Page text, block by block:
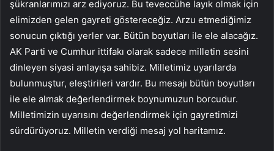
şükranlarımızı arz ediyoruz. Bu teveccühe layık olmak için
elimizden gelen gayreti göstereceğiz. Arzu etmediğimiz
sonucun çıktığı yerler var. Bütün boyutları ile ele alacağız.
AK Parti ve Cumhur ittifakı olarak sadece milletin sesini
dinleyen siyasi anlayışa sahibiz. Milletimiz uyarılarda
bulunmuştur, eleştirileri vardır. Bu mesajı bütün boyutları
ile ele almak değerlendirmek boynumuzun borcudur.
Milletimizin uyarısını değerlendirmek için gayretimizi
sürdürüyoruz. Milletin verdiği mesaj yol haritamız.